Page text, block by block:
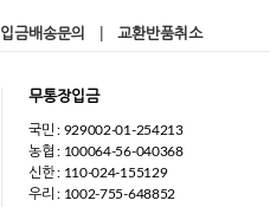
입금배송문의 교환반품취소
무통장입금
국민 : 929002-01-254213
농협 : 100064-56-040368
신한 : 110-024-155129
우리 : 1002-755-648852